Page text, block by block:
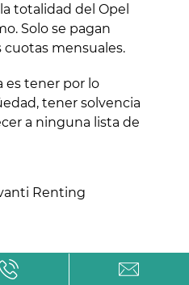
totalidad del Opel
Solo se pagan
mensuales.
es tener por lo
tener solvencia
a ninguna lista de